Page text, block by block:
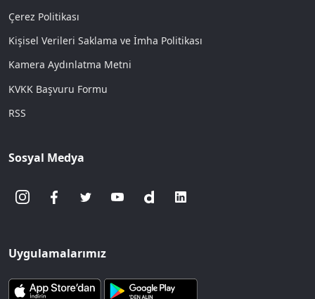
Çerez Politikası
Kişisel Verileri Saklama ve İmha Politikası
Kamera Aydınlatma Metni
KVKK Başvuru Formu
RSS
Sosyal Medya
Uygulamalarımız